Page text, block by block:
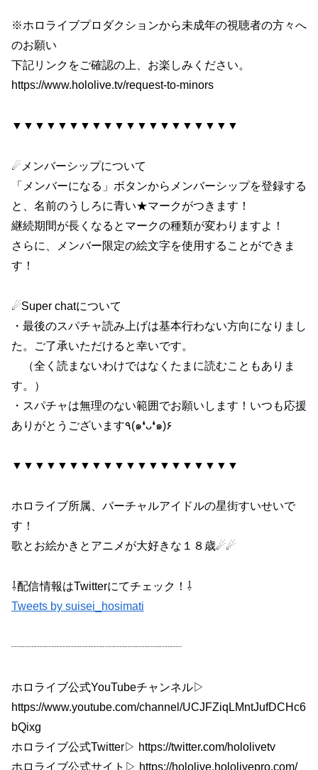
※ホロライブプロダクションから未成年の視聴者の方々へ
のお願い
下記リンクをご確認の上、お楽しみください。
https://www.hololive.tv/request-to-minors
▼▼▼▼▼▼▼▼▼▼▼▼▼▼▼▼▼▼▼▼
☄メンバーシップについて
「メンバーになる」ボタンからメンバーシップを登録する
と、名前のうしろに青い★マークがつきます！
継続期間が長くなるとマークの種類が変わりますよ！
さらに、メンバー限定の絵文字を使用することができま
す！
☄Super chatについて
・最後のスパチャ読み上げは基本行わない方向になりまし
た。ご了承いただけると幸いです。
（全く読まないわけではなくたまに読むこともありま
す。）
・スパチャは無理のない範囲でお願いします！いつも応援
ありがとうございます٩(๑❛ᴗ❛๑)۶
▼▼▼▼▼▼▼▼▼▼▼▼▼▼▼▼▼▼▼▼
ホロライブ所属、バーチャルアイドルの星街すいせいで
す！
歌とお絵かきとアニメが大好きな１８歳☄☄
⇩配信情報はTwitterにてチェック！⇩
Tweets by suisei_hosimati
┈┈┈┈┈┈┈┈┈┈┈┈┈┈┈
ホロライブ公式YouTubeチャンネル▷
https://www.youtube.com/channel/UCJFZiqLMntJufDCHc6
bQixg
ホロライブ公式Twitter▷ https://twitter.com/hololivetv
ホロライブ公式サイト▷ https://hololive.hololivepro.com/